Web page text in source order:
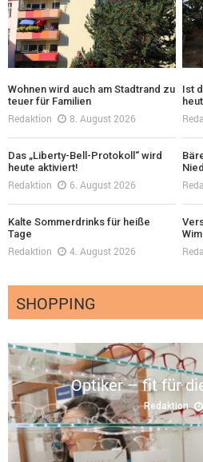
Wohnen wird auch am Stadtrand zu
teuer für Familien
Redaktion 8. August 2026
Ist
Das „Liberty-Bell-Protokoll“ wird
heute aktiviert!
Redaktion 6. August 2026
Kalte Sommerdrinks für heiße
Tage
Redaktion 4. August 2026
SHOPPING
Optiker – fit für
Redaktion